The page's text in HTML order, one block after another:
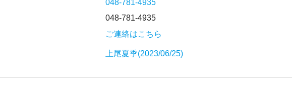
048-781-4935
048-781-4935
ご連絡はこちら
上尾夏季(2023/06/25)